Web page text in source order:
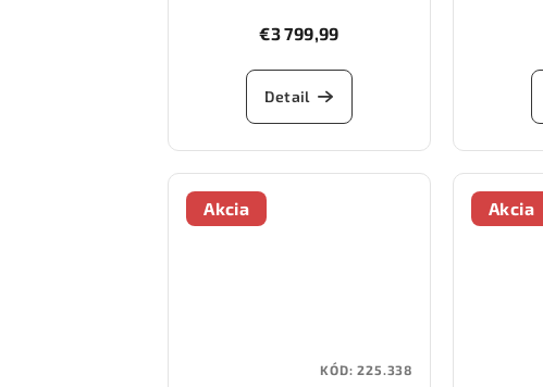
€3 799,99
Detail
Akcia
KÓD:225.338
Akcia